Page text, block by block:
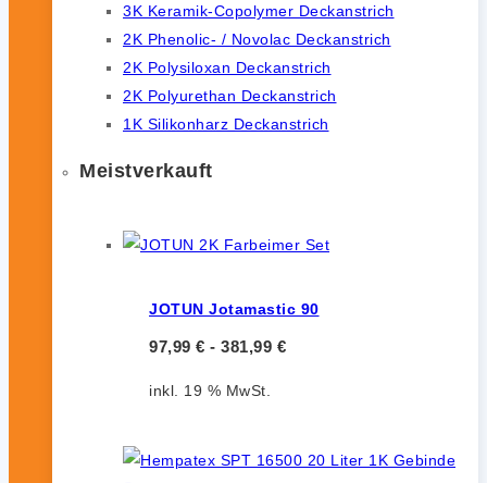
3K Keramik-Copolymer Deckanstrich
2K Phenolic- / Novolac Deckanstrich
2K Polysiloxan Deckanstrich
2K Polyurethan Deckanstrich
1K Silikonharz Deckanstrich
Meistverkauft
JOTUN Jotamastic 90
97,99 € - 381,99 €
inkl. 19 % MwSt.